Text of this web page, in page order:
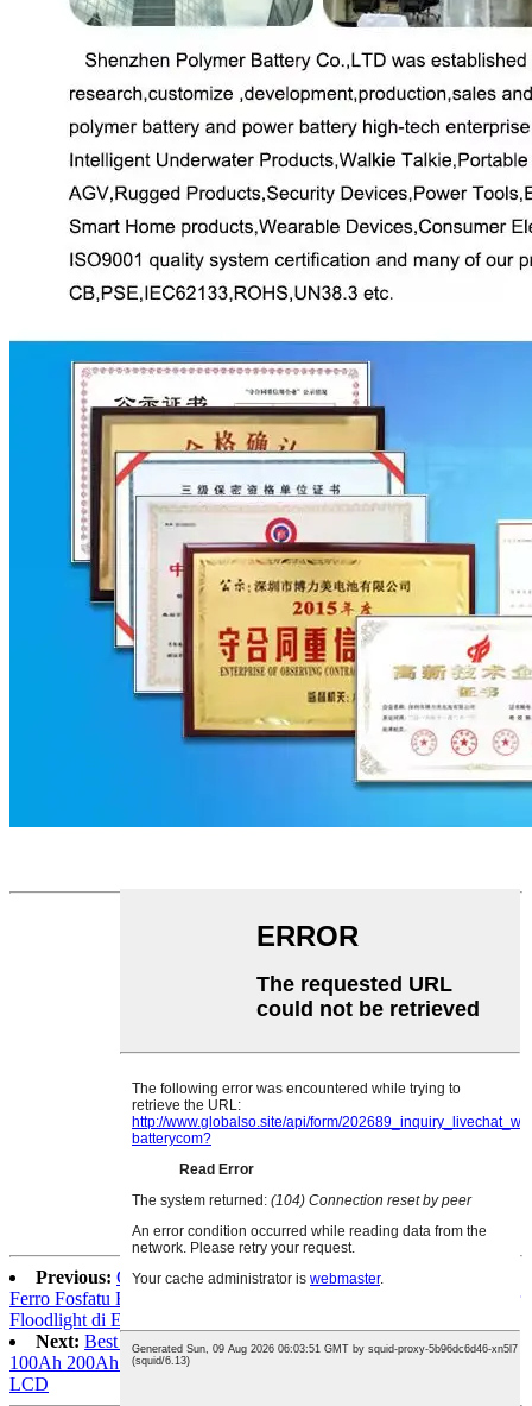
Previous: Ciclu Profondu 12.8V Batteria Ricaricabile Lithium
Ferro Fosfatu Batteria Lifepo4 Batteria Personalizzata 12V 40ah per
Floodlight di Energia Solare4
Next: Best Seller Rimpianu à l'acidu Solar RV Marine 12V
100Ah 200Ah 300Ah LiFePO4 Batteria Lithium Ion cù display
LCD